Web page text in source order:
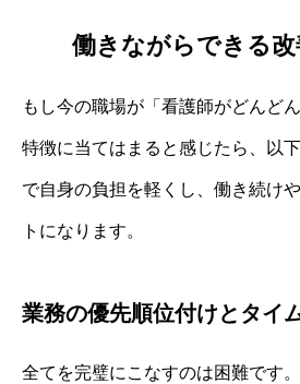
働きながらできる
もし今の職場が「看護師がどんど
特徴に当てはまると感じたら、以
で自身の負担を軽くし、働き続け
トになります。
業務の優先順位付けとタイ
全てを完璧にこなすのは困難です